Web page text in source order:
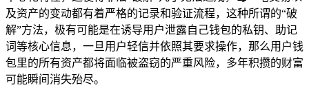
及资产的变动都有着严格的记录和验证流程，这种所谓的“破
解”方法，极有可能是在诱导用户泄露自己钱包的私钥、助记
词等核心信息，一旦用户轻信并依照其要求操作，那么用户钱
包里的所有资产都将面临被盗窃的严重风险，多年积攒的财富
可能瞬间消失殆尽。